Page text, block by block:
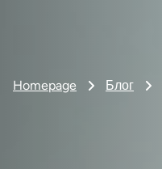
Homepage Блог